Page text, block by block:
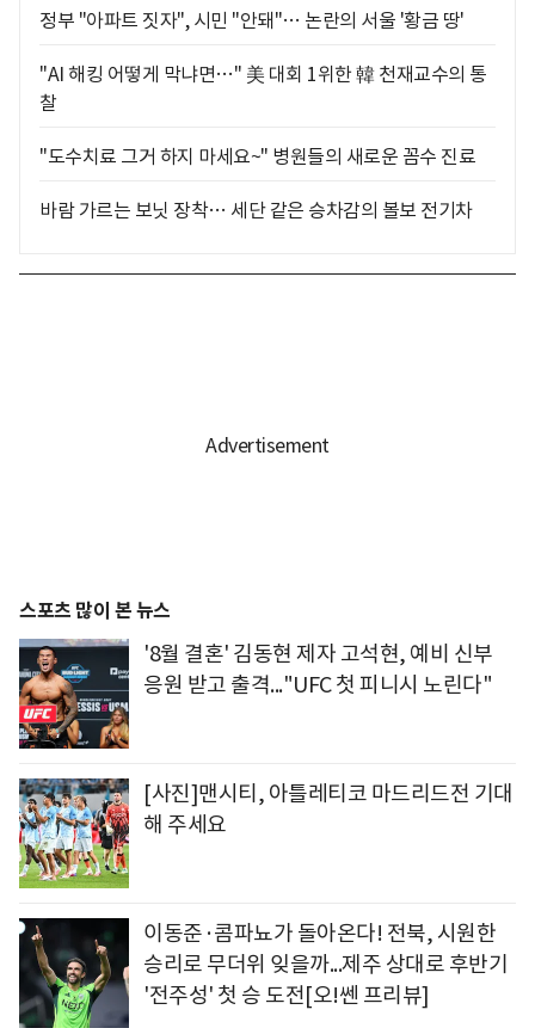
정부 "아파트 짓자", 시민 "안돼"… 논란의 서울 '황금 땅'
"AI 해킹 어떻게 막냐면…" 美 대회 1위한 韓 천재교수의 통
찰
"도수치료 그거 하지 마세요~" 병원들의 새로운 꼼수 진료
바람 가르는 보닛 장착… 세단 같은 승차감의 볼보 전기차
스포츠 많이 본 뉴스
'8월 결혼' 김동현 제자 고석현, 예비 신부
응원 받고 출격..."UFC 첫 피니시 노린다"
[사진]맨시티, 아틀레티코 마드리드전 기대
해 주세요
이동준·콤파뇨가 돌아온다! 전북, 시원한
승리로 무더위 잊을까...제주 상대로 후반기
'전주성' 첫 승 도전[오!쎈 프리뷰]